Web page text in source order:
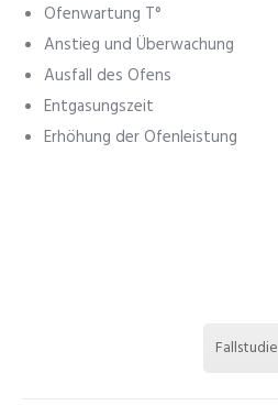
Ofenwartung T°
Anstieg und Überwachung
Ausfall des Ofens
Entgasungszeit
Erhöhung der Ofenleistung
Fallstudie